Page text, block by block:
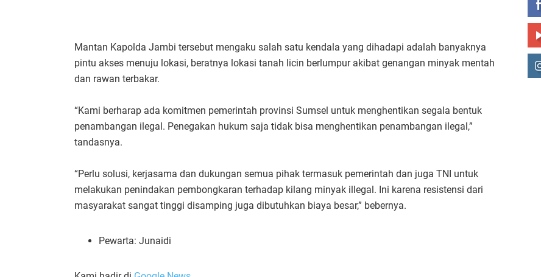
Mantan Kapolda Jambi tersebut mengaku salah satu kendala yang dihadapi adalah banyaknya
pintu akses menuju lokasi, beratnya lokasi tanah licin berlumpur akibat genangan minyak mentah
dan rawan terbakar.
“Kami berharap ada komitmen pemerintah provinsi Sumsel untuk menghentikan segala bentuk
penambangan ilegal. Penegakan hukum saja tidak bisa menghentikan penambangan ilegal,”
tandasnya.
“Perlu solusi, kerjasama dan dukungan semua pihak termasuk pemerintah dan juga TNI untuk
melakukan penindakan pembongkaran terhadap kilang minyak illegal. Ini karena resistensi dari
masyarakat sangat tinggi disamping juga dibutuhkan biaya besar,” bebernya.
Pewarta: Junaidi